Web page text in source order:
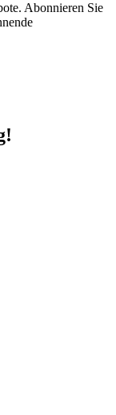
Abonnieren Sie